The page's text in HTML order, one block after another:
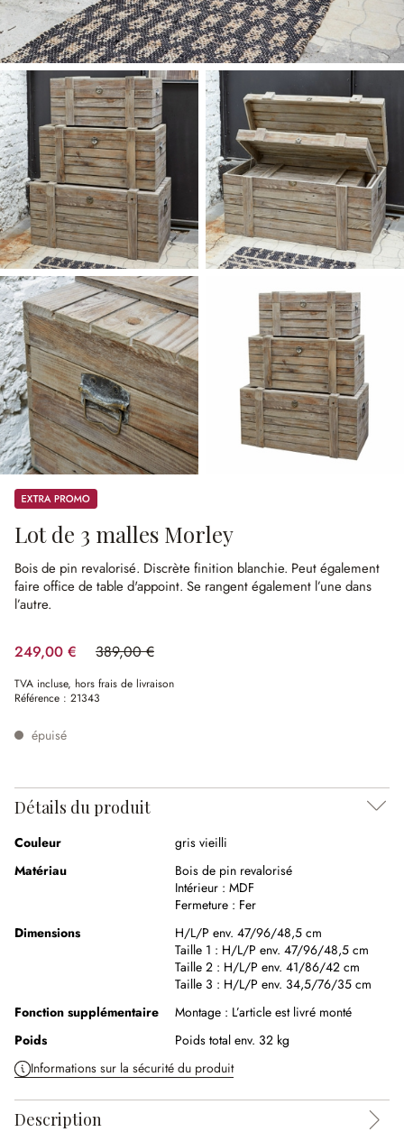
Promos
Lot de 3 malles Morley
Bois de pin revalorisé. Discrète finition blanchie. Peut également
faire office de table d'appoint. Se rangent également l’une dans
l’autre.
249,00 € 389,00 €
(35.99%spared)
TVA incluse, hors frais de livraison
Référence : 21343
épuisé
Détails du produit
Couleur
gris vieilli
Matériau
Bois de pin revalorisé
Intérieur : MDF
Fermeture : Fer
Dimensions
H/L/P env. 47/96/48,5 cm
Taille 1 : H/L/P env. 47/96/48,5 cm
Taille 2 : H/L/P env. 41/86/42 cm
Taille 3 : H/L/P env. 34,5/76/35 cm
Fonction supplémentaire
Montage : L’article est livré monté
Poids
Poids total env. 32 kg
Informations sur la sécurité du produit
Description